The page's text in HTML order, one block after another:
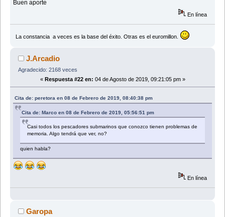
Buen aporte
En línea
La constancia a veces es la base del éxito. Otras es el euromillon.
J.Arcadio
Agradecido: 2168 veces
« Respuesta #22 en: 04 de Agosto de 2019, 09:21:05 pm »
Cita de: peretora en 08 de Febrero de 2019, 08:40:38 pm
Cita de: Marco en 08 de Febrero de 2019, 05:56:51 pm
Casi todos los pescadores submarinos que conozco tienen problemas de
memoria. Algo tendrá que ver, no?
quien habla?
En línea
Garopa